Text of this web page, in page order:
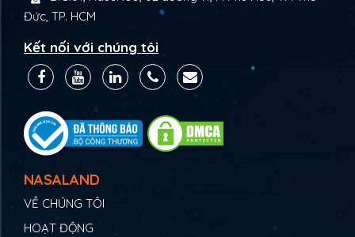
Đức, TP. HCM
Kết nối với chúng tôi
NASALAND
VỀ CHÚNG TÔI
HOẠT ĐỘNG